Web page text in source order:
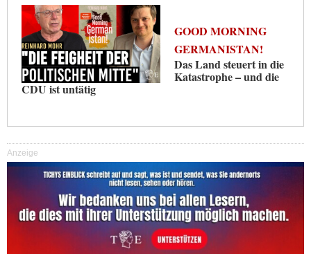
GOOD MORNING
GERMANISTAN!
Das Land steuert in die
Katastrophe – und die
CDU ist untätig
Anzeige